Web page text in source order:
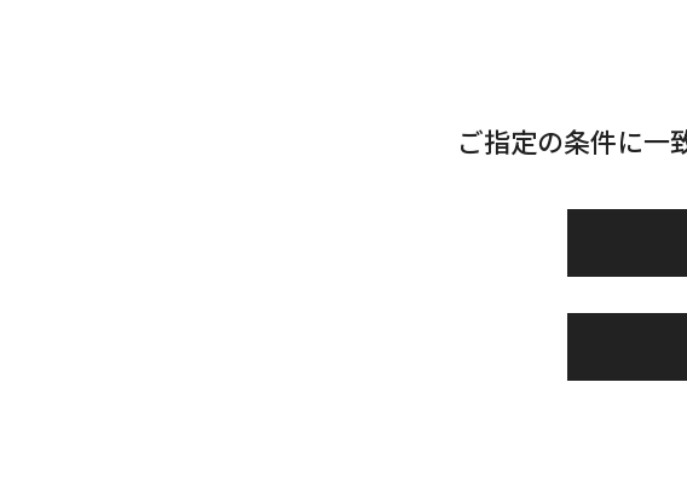
ご指定の条件に一